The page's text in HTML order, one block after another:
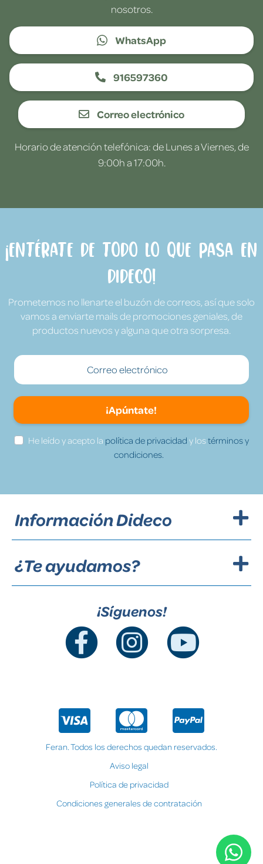
nosotros.
WhatsApp
916597360
Correo electrónico
Horario de atención telefónica: de Lunes a Viernes, de
9:00h a 17:00h.
¡Entérate de todo lo que pasa en
Dideco!
Prometemos no llenarte el buzón de correos, así que solo
vamos a enviarte mails de promociones geniales, de
productos nuevos y alguna que otra sorpresa.
¡Apúntate!
He leído y acepto la política de privacidad y lostérminos y
condiciones.
Información Dideco
¿Te ayudamos?
¡Síguenos!
Feran. Todos los derechos quedan reservados.
Aviso legal
Política de privacidad
Condiciones generales de contratación